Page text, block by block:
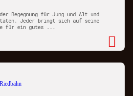
Begegnung für Jung und Alt und
Jeder bringt sich auf seine
für ein gutes ...